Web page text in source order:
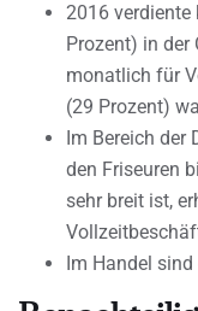
2016 verdiente
Prozent) in der
monatlich für
(29 Prozent)
Im Bereich der
den Friseuren
sehr breit ist,
Im Handel